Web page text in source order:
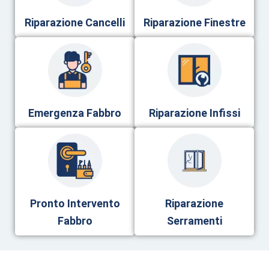
Riparazione Cancelli Riparazione Finestre
Emergenza Fabbro Riparazione Infissi
Pronto Intervento
Fabbro
Riparazione
Serramenti